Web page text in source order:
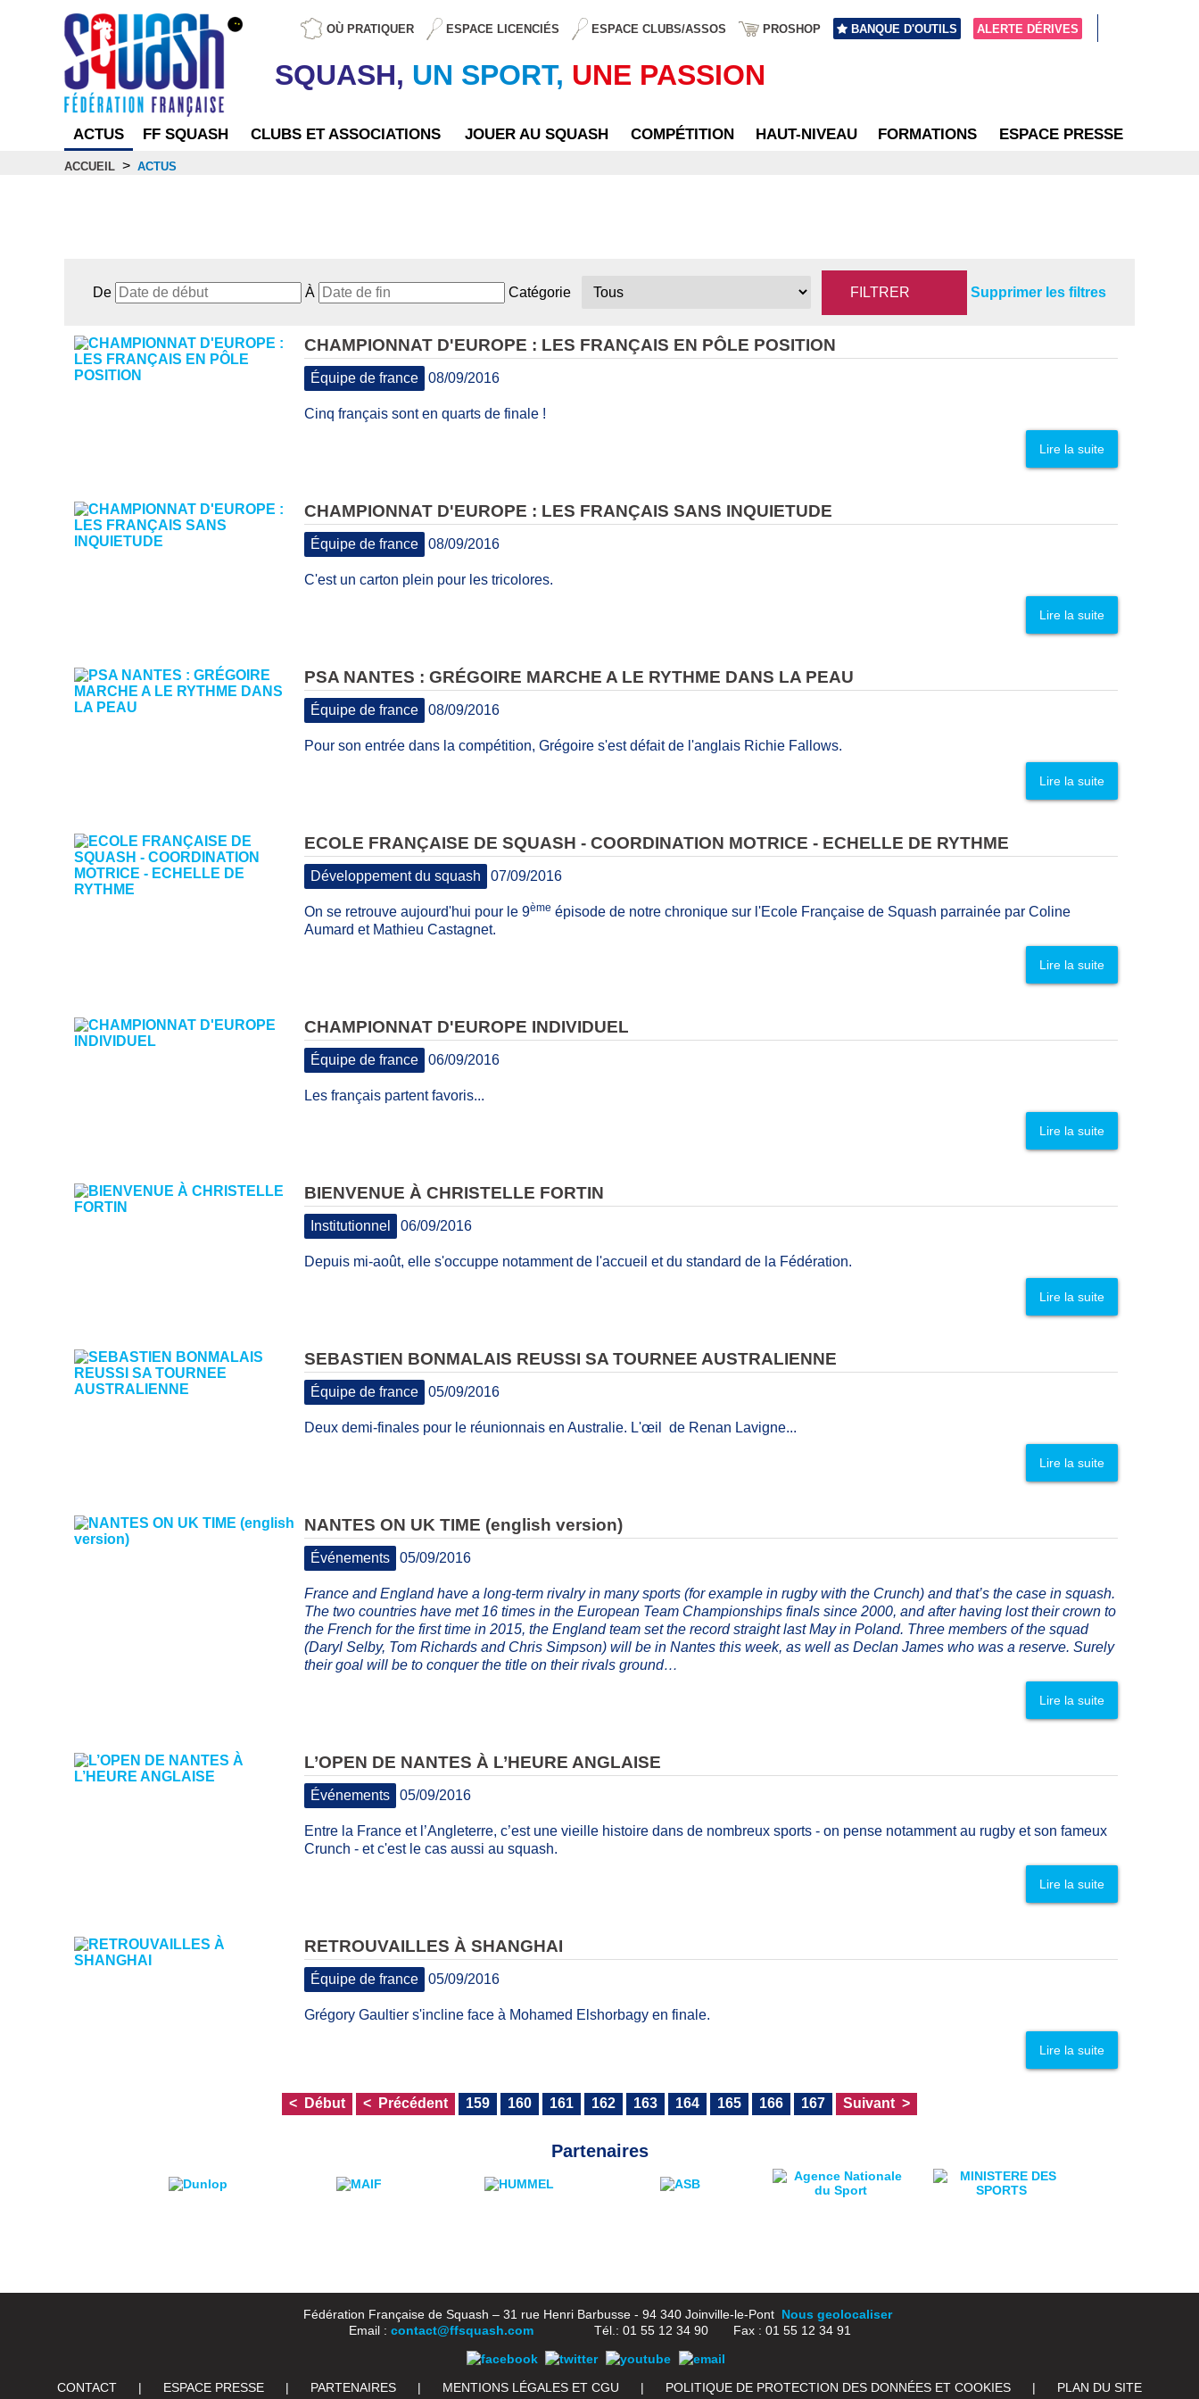
OÙ PRATIQUER ESPACE LICENCIÉS ESPACE CLUBS/ASSOS PROSHOP BANQUE D'OUTILS ALERTE DÉRIVES
SQUASH, UN SPORT, UNE PASSION
ACTUS FF SQUASH CLUBS ET ASSOCIATIONS JOUER AU SQUASH COMPÉTITION HAUT-NIVEAU FORMATIONS ESPACE PRESSE
ACCUEIL > ACTUS
De À Catégorie Supprimer les filtres
CHAMPIONNAT D'EUROPE : LES FRANÇAIS EN PÔLE POSITION
Équipe de france 08/09/2016
Cinq français sont en quarts de finale !
Lire la suite
CHAMPIONNAT D'EUROPE : LES FRANÇAIS SANS INQUIETUDE
Équipe de france 08/09/2016
C'est un carton plein pour les tricolores.
Lire la suite
PSA NANTES : GRÉGOIRE MARCHE A LE RYTHME DANS LA PEAU
Équipe de france 08/09/2016
Pour son entrée dans la compétition, Grégoire s'est défait de l'anglais Richie Fallows.
Lire la suite
ECOLE FRANÇAISE DE SQUASH - COORDINATION MOTRICE - ECHELLE DE RYTHME
Développement du squash 07/09/2016
On se retrouve aujourd'hui pour le 9ème épisode de notre chronique sur l'Ecole Française de Squash parrainée par Coline
Aumard et Mathieu Castagnet​.
Lire la suite
CHAMPIONNAT D'EUROPE INDIVIDUEL
Équipe de france 06/09/2016
Les français partent favoris...
Lire la suite
BIENVENUE À CHRISTELLE FORTIN
Institutionnel 06/09/2016
Depuis mi-août, elle s'occuppe notamment de l'accueil et du standard de la Fédération.
Lire la suite
SEBASTIEN BONMALAIS REUSSI SA TOURNEE AUSTRALIENNE
Équipe de france 05/09/2016
Deux demi-finales pour le réunionnais en Australie. L'œil de Renan Lavigne...
Lire la suite
NANTES ON UK TIME (english version)
Événements 05/09/2016
France and England have a long-term rivalry in many sports (for example in rugby with the Crunch) and that’s the case in squash.
The two countries have met 16 times in the European Team Championships finals since 2000, and after having lost their crown to
the French for the first time in 2015, the England team set the record straight last May in Poland. Three members of the squad
(Daryl Selby, Tom Richards and Chris Simpson) will be in Nantes this week, as well as Declan James who was a reserve. Surely
their goal will be to conquer the title on their rivals ground…
Lire la suite
L’OPEN DE NANTES À L’HEURE ANGLAISE
Événements 05/09/2016
Entre la France et l’Angleterre, c’est une vieille histoire dans de nombreux sports - on pense notamment au rugby et son fameux
Crunch - et c'est le cas aussi au squash.
Lire la suite
RETROUVAILLES À SHANGHAI
Équipe de france 05/09/2016
Grégory Gaultier s'incline face à Mohamed Elshorbagy en finale.
Lire la suite
Début Précédent 159 160 161 162 163 164 165 166 167 Suivant
Partenaires
Fédération Française de Squash – 31 rue Henri Barbusse - 94 340 Joinville-le-Pont Nous geolocaliser
Email : contact@ffsquash.comTél.: 01 55 12 34 90 Fax : 01 55 12 34 91
CONTACT | ESPACE PRESSE | PARTENAIRES | MENTIONS LÉGALES ET CGU | POLITIQUE DE PROTECTION DES DONNÉES ET COOKIES | PLAN DU SITE